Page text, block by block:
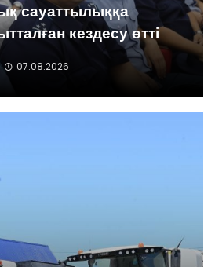
сауаттылыққа
кездесу өтті
07.08.2026